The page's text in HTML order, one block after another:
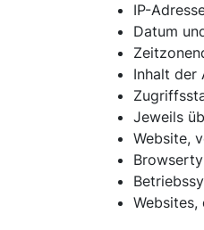
IP-
Datum
Inhalt der
Jeweils
Website,